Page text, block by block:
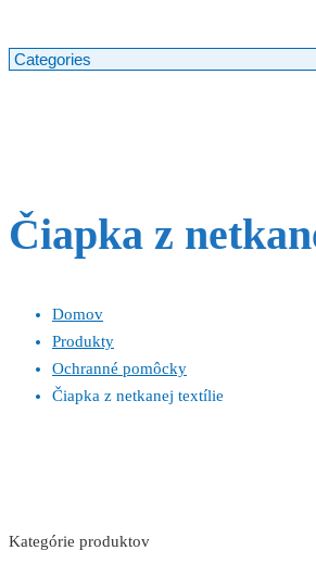
Čiapka z
Domov
Produkty
Ochranné pomôcky
Čiapka z netkanej textílie
Kategórie produktov